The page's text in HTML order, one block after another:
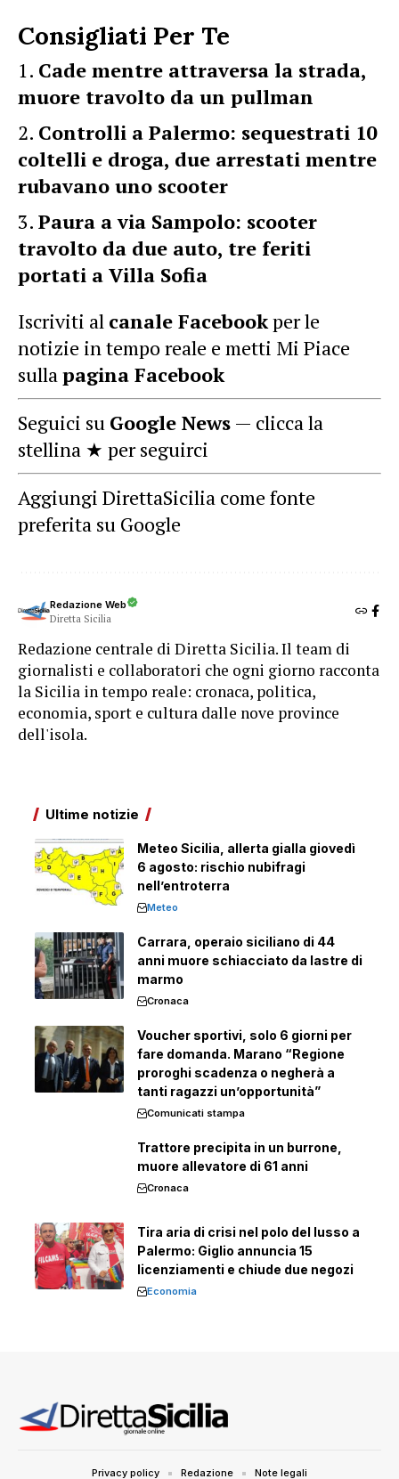
Consigliati Per Te
Cade mentre attraversa la strada,
muore travolto da un pullman
Controlli a Palermo: sequestrati 10
coltelli e droga, due arrestati mentre
rubavano uno scooter
Paura a via Sampolo: scooter
travolto da due auto, tre feriti
portati a Villa Sofia
Iscriviti al canale Facebookper le
notizie in tempo reale e metti Mi Piace
sullapagina Facebook
Seguici su Google News — clicca la
stellina ★ per seguirci
Aggiungi DirettaSicilia come fonte
preferita su Google
Redazione Web
Diretta Sicilia
Redazione centrale di Diretta Sicilia. Il team di
giornalisti e collaboratori che ogni giorno racconta
la Sicilia in tempo reale: cronaca, politica,
economia, sport e cultura dalle nove province
dell'isola.
Ultime notizie
Meteo Sicilia, allerta gialla giovedì
6 agosto: rischio nubifragi
nell’entroterra
Meteo
Carrara, operaio siciliano di 44
anni muore schiacciato da lastre di
marmo
Cronaca
Voucher sportivi, solo 6 giorni per
fare domanda. Marano “Regione
proroghi scadenza o negherà a
tanti ragazzi un’opportunità”
Comunicati stampa
Trattore precipita in un burrone,
muore allevatore di 61 anni
Cronaca
Tira aria di crisi nel polo del lusso a
Palermo: Giglio annuncia 15
licenziamenti e chiude due negozi
Economia
Privacy policy Redazione Note legali